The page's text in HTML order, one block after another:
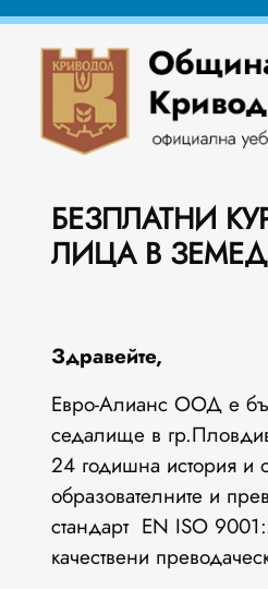
БЕЗПЛАТНИ
ЛИЦА В
Здравейте,
Евро-Алианс ООД е
седалище в
24 годишна история и
образователните и
стандарт EN ISO
качествени